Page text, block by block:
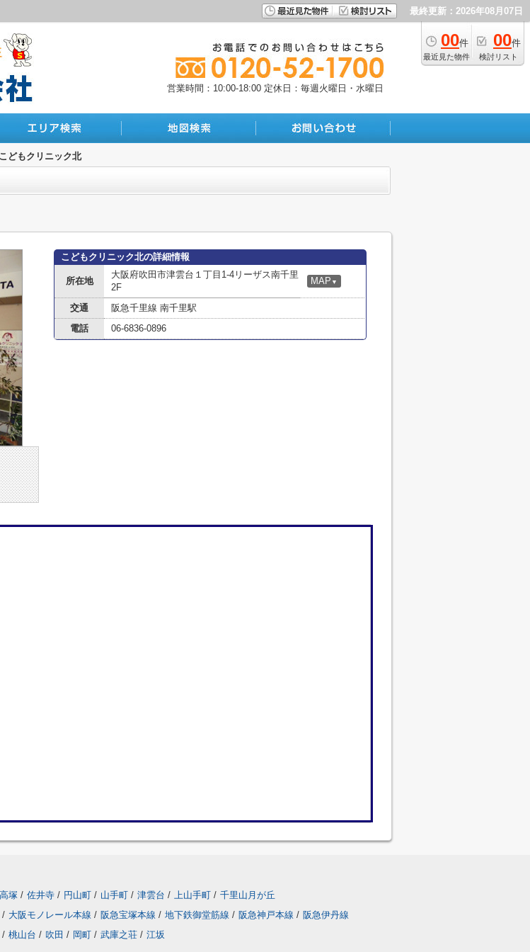
最終更新：2026年08月07日
00件
最近見た物件
00件
検討リスト
営業時間：10:00-18:00 定休日：毎週火曜日・水曜日
こどもクリニック北
こどもクリニック北の詳細情報
所在地
大阪府吹田市津雲台１丁目1-4リーザス南千里
2F
MAP ▼
交通
阪急千里線 南千里駅
電話
06-6836-0896
塚 / 佐井寺 / 円山町 / 山手町 / 津雲台 / 上山手町 / 千里山月が丘
/ 大阪モノレール本線 / 阪急宝塚本線 / 地下鉄御堂筋線 / 阪急神戸本線 / 阪急伊丹線
/ 桃山台 / 吹田 / 岡町 / 武庫之荘 / 江坂